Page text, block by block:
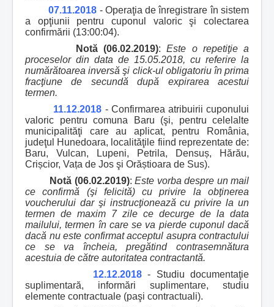
07.11.2018 - Operaţia de înregistrare în sistem
a opţiunii pentru cuponul valoric şi colectarea
confirmării (13:00:04).
Notă (06.02.2019):Este o repetiţie a
proceselor din data de 15.05.2018, cu referire la
numărătoarea inversă şi click-ul obligatoriu în prima
fracţiune de secundă după expirarea acestui
termen.
11.12.2018 - Confirmarea atribuirii cuponului
valoric pentru comuna Baru (şi, pentru celelalte
municipalităţi care au aplicat, pentru România,
judeţul Hunedoara, localităţile fiind reprezentate de:
Baru, Vulcan, Lupeni, Petrila, Densuș, Hărău,
Crișcior, Vața de Jos şi Orăștioara de Sus).
Notă (06.02.2019):Este vorba despre un mail
ce confirmă (şi felicită) cu privire la obţinerea
voucherului dar şi instrucţionează cu privire la un
termen de maxim 7 zile ce decurge de la data
mailului, termen în care se va pierde cuponul dacă
dacă nu este confirmat acceptul asupra contractului
ce se va încheia, pregătind contrasemnătura
acestuia de către autoritatea contractantă.
12.12.2018 - Studiu documentaţie
suplimentară, informări suplimentare, studiu
elemente contractuale (paşi contractuali).